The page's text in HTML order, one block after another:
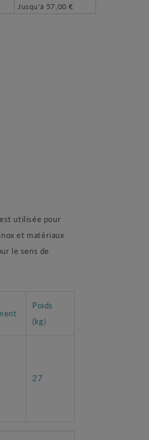
Jusqu'à 57,00 €
utilisée pour
et matériaux
le sens de
Poids
(kg)
27